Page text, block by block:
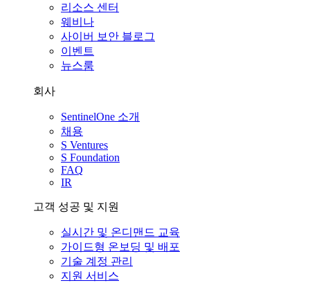
리소스 센터
웨비나
사이버 보안 블로그
이벤트
뉴스룸
회사
SentinelOne 소개
채용
S Ventures
S Foundation
FAQ
IR
고객 성공 및 지원
실시간 및 온디맨드 교육
가이드형 온보딩 및 배포
기술 계정 관리
지원 서비스